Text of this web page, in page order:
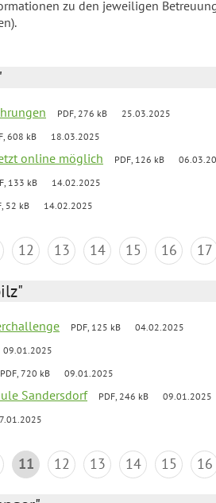
zu den jeweiligen
PDF, 276 kB 25.03.2025
608 kB 18.03.2025
online möglich PDF, 126 kB
133 kB 14.02.2025
52 kB 14.02.2025
12 13 14 15 16 17
PDF, 125 kB 04.02.2025
09.01.2025
PDF, 720 kB 09.01.2025
Sandersdorf PDF, 246 kB 09.01.2025
11 12 13 14 15 16